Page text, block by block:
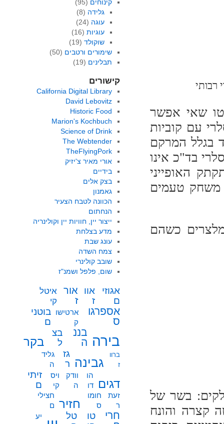
שאי אפשר
עם קוביות
בגלל המרקם
בד"כ אינו
האופייני
משחק טעמים
כשהם
חלקים: בשר של
קצרה והונח
קינוחים (95)
גלידה (8)
עוגה (24)
עוגיות (16)
שוקולד (19)
שימורים ורטבים (50)
תבלינים (19)
קישורים
California Digital Library
David Lebovitz
Historic Food
Marion's Kochbuch
Science of Drink
The Webtender
TheFlyingPork
אורי מאיר צ'יזיק
בידיים
בצק אלים
גאמנון
הכוונה לטבח הצעיר
הנחתום
ייצור יין, חוויות יין וקולינריה
מדע בצלחת
עונג שבת
צמח השדה
שובב קולינרי
שום, פלפל ושמנ"ז
אגוזי
ם
אוו
ז
אור
ז
איטל
קי
אספרגו
ס
ארטישו
ק
בוטני
ם
בירה
בננ
ה
בצ
ל
בקר
ברוו
ז
גבינה
גז
ר
גליד
ה
דגים
הו
דו
וודק
ה
ויס
קי
זיתי
ם
זעת
ר
חומו
ס
חזיר
חצילי
ם
חרי
טו
טל
יע